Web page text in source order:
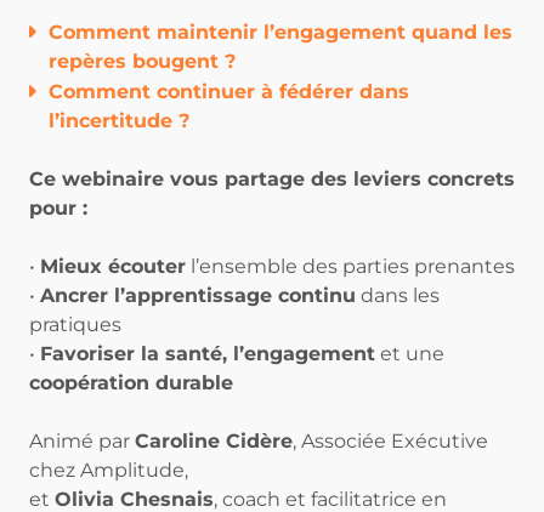
Comment maintenir l’engagement quand les
repères bougent ?
Comment continuer à fédérer dans
l’incertitude ?
Ce webinaire vous partage des leviers concrets
pour :
• Mieux écouter l’ensemble des parties prenantes
• Ancrer l’apprentissage continu dans les
pratiques
• Favoriser la santé, l’engagement et une
coopération durable
Animé par Caroline Cidère, Associée Exécutive
chez Amplitude,
et Olivia Chesnais, coach et facilitatrice en